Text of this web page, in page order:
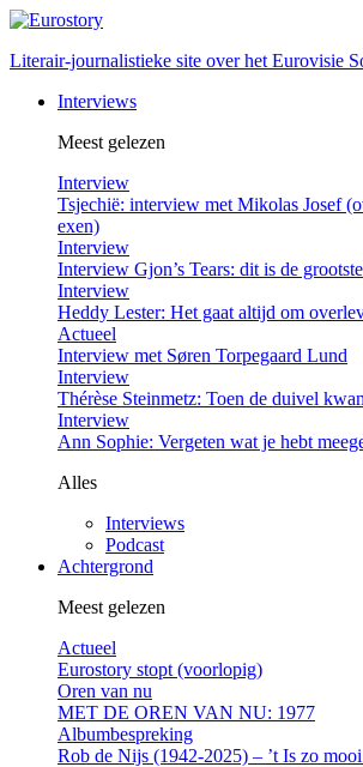
Literair-journalistieke site over het Eurovisie
Interviews
Meest gelezen
Interview
Tsjechië: interview met Mikolas Josef
exen)
Interview
Interview Gjon’s Tears: dit is de
Interview
Heddy Lester: Het gaat altijd om
Actueel
Interview met Søren Torpegaard Lund
Interview
Thérèse Steinmetz: Toen de duivel
Interview
Ann Sophie: Vergeten wat je hebt
Alles
Interviews
Podcast
Achtergrond
Meest gelezen
Actueel
Eurostory stopt (voorlopig)
Oren van nu
MET DE OREN VAN NU: 1977
Albumbespreking
Rob de Nijs (1942-2025) – ’t Is zo